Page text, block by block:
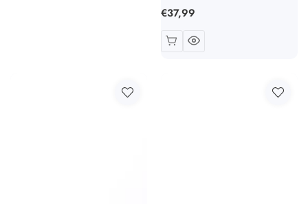
Prix
€37,99